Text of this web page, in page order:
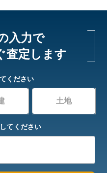
入力で
査定します
ください
土地
てください